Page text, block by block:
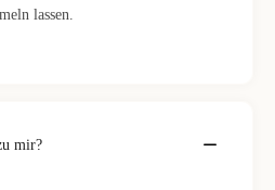
lassen.
mir?